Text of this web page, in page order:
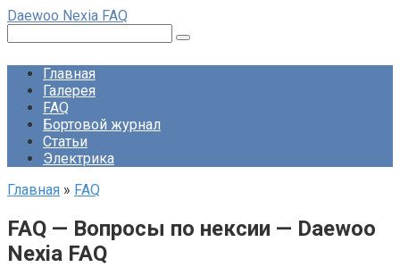
Перейти
контенту
Daewoo Nexia FAQ
Главная
Галерея
FAQ
Бортовой журнал
Статьи
Электрика
Главная » FAQ
FAQ — Вопросы по нексии — Daewoo
Nexia FAQ